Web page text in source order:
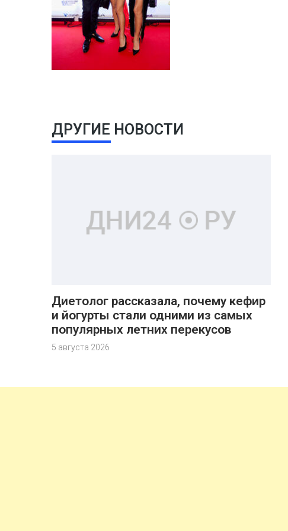
ДРУГИЕ НОВОСТИ
Диетолог рассказала, почему кефир
и йогурты стали одними из самых
популярных летних перекусов
5 августа 2026